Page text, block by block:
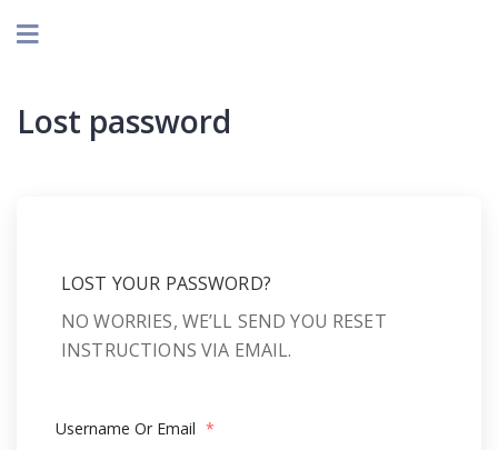
Lost password
LOST YOUR PASSWORD?
NO WORRIES, WE’LL SEND YOU RESET
INSTRUCTIONS VIA EMAIL.
Username Or Email *